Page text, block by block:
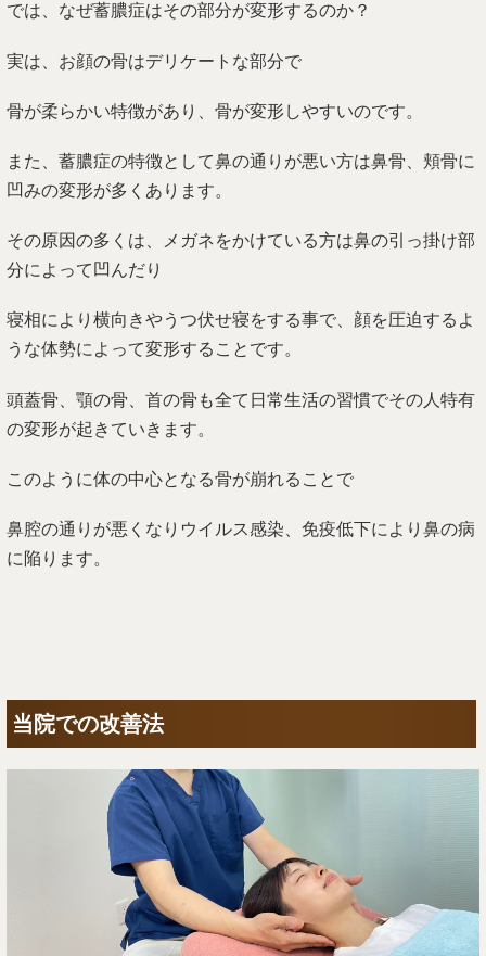
では、なぜ蓄膿症はその部分が変形するのか？
実は、お顔の骨はデリケートな部分で
骨が柔らかい特徴があり、骨が変形しやすいのです。
また、蓄膿症の特徴として鼻の通りが悪い方は鼻骨、頬骨に
凹みの変形が多くあります。
その原因の多くは、メガネをかけている方は鼻の引っ掛け部
分によって凹んだり
寝相により横向きやうつ伏せ寝をする事で、顔を圧迫するよ
うな体勢によって変形することです。
頭蓋骨、顎の骨、首の骨も全て日常生活の習慣でその人特有
の変形が起きていきます。
このように体の中心となる骨が崩れることで
鼻腔の通りが悪くなりウイルス感染、免疫低下により鼻の病
に陥ります。
当院での改善法